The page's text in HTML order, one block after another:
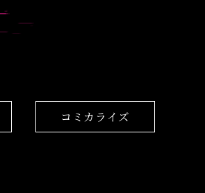
コミカライズ